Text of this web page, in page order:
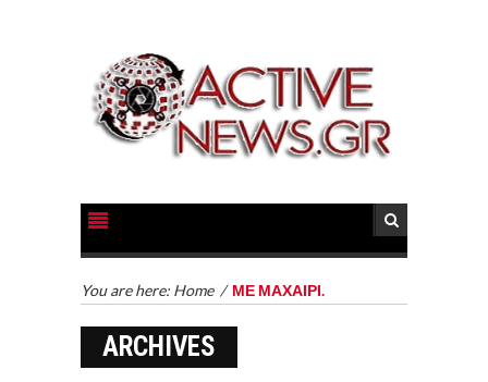
You are here: Home / ΜΕ ΜΑΧΑΙΡΙ.
ARCHIVES